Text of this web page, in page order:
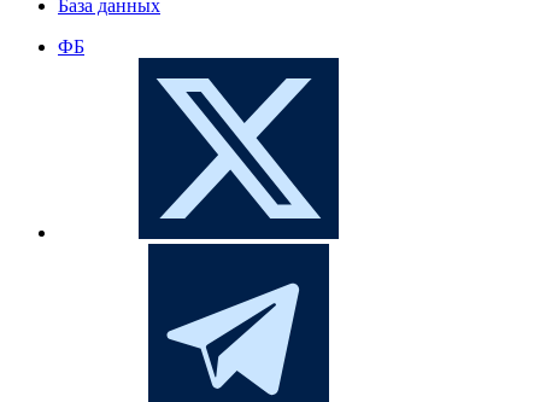
База данных
ФБ